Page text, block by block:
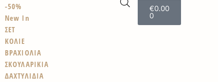
-50%
New In
ΣΕΤ
ΚΟΛΙΕ
ΒΡΑΧΙΟΛΙΑ
ΣΚΟΥΛΑΡΙΚΙΑ
ΔΑΧΤΥΛΙΔΙΑ
€0.00
0